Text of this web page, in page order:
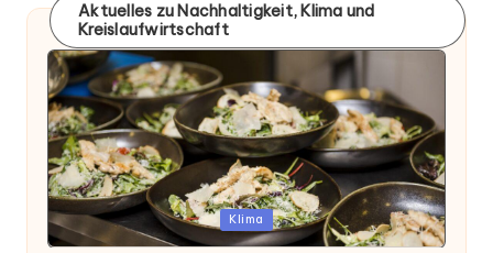
Aktuelles zu Nachhaltigkeit, Klima und
Kreislaufwirtschaft
Posted
in
Klima